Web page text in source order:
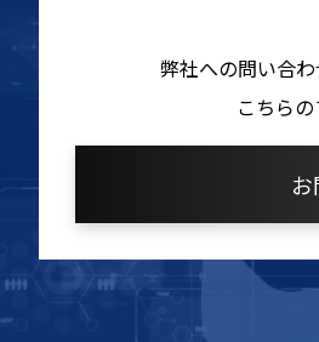
弊社への問い合
こちら